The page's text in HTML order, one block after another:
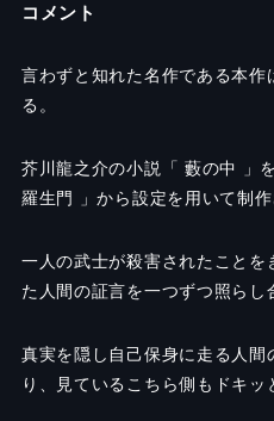
コメント
言わずと知れた名作である本作
る。
芥川龍之介の小説「 藪の中 」
羅生門 」から設定を用いて制作
一人の武士が殺害されたこと
た人間の証言を一つずつ照らし
真実を隠し自己保身に走る人
り、見ているこちら側もドキッ